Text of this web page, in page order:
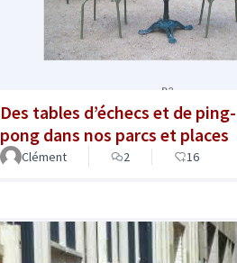
Des tables d’échecs et de ping-
pong dans nos parcs et places
Clément 2 16